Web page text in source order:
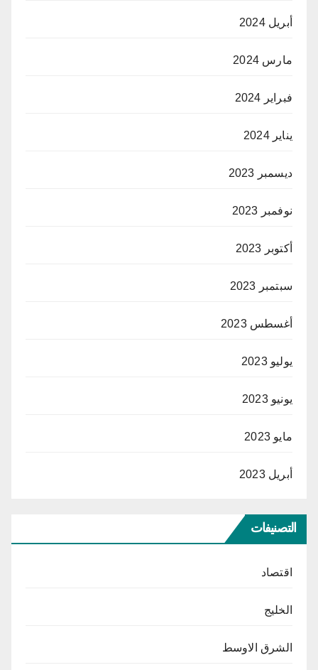
أبريل 2024
مارس 2024
فبراير 2024
يناير 2024
ديسمبر 2023
نوفمبر 2023
أكتوبر 2023
سبتمبر 2023
أغسطس 2023
يوليو 2023
يونيو 2023
مايو 2023
أبريل 2023
التصنيفات
اقتصاد
الخليج
الشرق الاوسط